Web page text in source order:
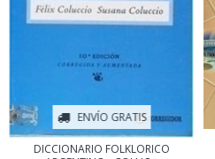
ENVÍO GRATIS
DICCIONARIO FOLKLORICO